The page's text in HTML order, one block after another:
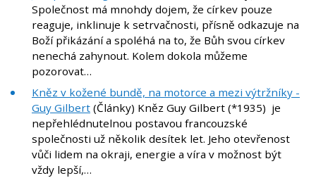
Společnost má mnohdy dojem, že církev pouze
reaguje, inklinuje k setrvačnosti, přísně odkazuje na
Boží přikázání a spoléhá na to, že Bůh svou církev
nenechá zahynout. Kolem dokola můžeme
pozorovat…
Kněz v kožené bundě, na motorce a mezi výtržníky -
Guy Gilbert (Články) Kněz Guy Gilbert (*1935) je
nepřehlédnutelnou postavou francouzské
společnosti už několik desítek let. Jeho otevřenost
vůči lidem na okraji, energie a víra v možnost být
vždy lepší,…